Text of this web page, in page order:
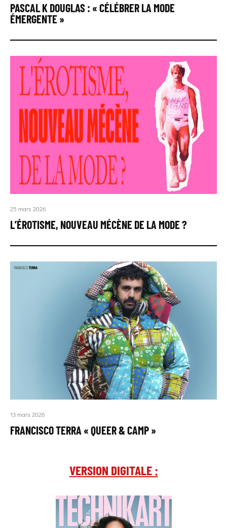
PASCAL K DOUGLAS : « CÉLÉBRER LA MODE
ÉMERGENTE »
25 mars 2026
L’ÉROTISME, NOUVEAU MÉCÈNE DE LA MODE ?
13 mars 2026
FRANCISCO TERRA « QUEER & CAMP »
VERSION DIGITALE :